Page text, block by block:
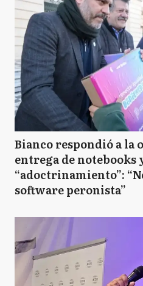
Bianco respondió a la
entrega de notebooks
“adoctrinamiento”:
software peronista”